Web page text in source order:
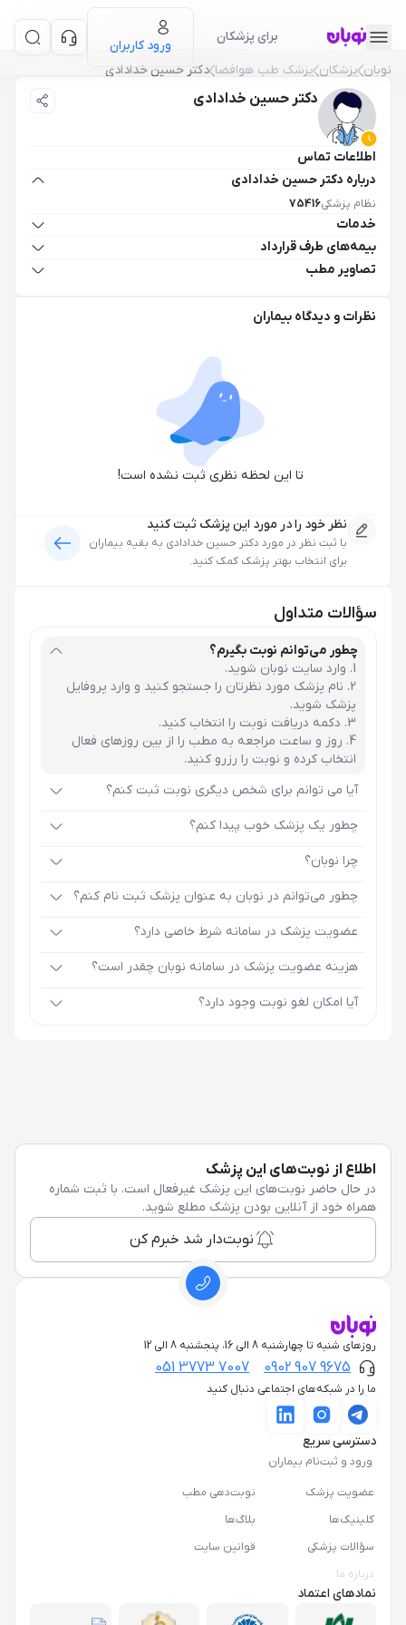
برای پزشکان
ورود کاربران
نوبان پزشکان پزشک طب هوافضا دکتر حسین خدادادی
دکتر حسین خدادادی
اطلاعات تماس
درباره دکتر حسین خدادادی
نظام پزشکی75416
خدمات
بیمه‌های طرف قرارداد
تصاویر مطب
نظرات و دیدگاه بیماران
تا این لحظه نظری ثبت نشده است!
نظر خود را در مورد این پزشک ثبت کنید
با ثبت نظر در مورد دکتر حسین خدادادی به بقیه بیماران
برای انتخاب بهتر پزشک کمک کنید.
سؤالات متداول
چطور می‌توانم نوبت بگیرم؟
وارد سایت نوبان شوید.
نام پزشک مورد نظرتان را جستجو کنید و وارد پروفایل
پزشک شوید.
دکمه دریافت نوبت را انتخاب کنید.
روز و ساعت مراجعه به مطب را از بین روزهای فعال
انتخاب کرده و نوبت را رزرو کنید.
آیا می توانم برای شخص دیگری نوبت ثبت کنم؟
چطور یک پزشک خوب پیدا کنم؟
چرا نوبان؟
چطور می‌توانم در نوبان به عنوان پزشک ثبت نام کنم؟
عضویت پزشک در سامانه شرط خاصی دارد؟
هزینه عضویت پزشک در سامانه نوبان چقدر است؟
آیا امکان لغو نوبت وجود دارد؟
اطلاع از نوبت‌های این پزشک
در حال حاضر نوبت‌های این پزشک غیرفعال است. با ثبت شماره
همراه خود از آنلاین بودن پزشک مطلع شوید.
نوبت‌دار شد خبرم کن
روزهای شنبه تا چهارشنبه 8 الی 16، پنجشنبه 8 الی 12
0902 907 9675
051 3773 7007
ما را در شبکه‌های اجتماعی دنبال کنید
دسترسی سریع
ورود و ثبت‌نام بیماران
عضویت پزشک
نوبت‌دهی مطب
کلینیک‌ها
بلاگ‌ها
سؤالات پزشکی
قوانین سایت
درباره ما
نمادهای اعتماد